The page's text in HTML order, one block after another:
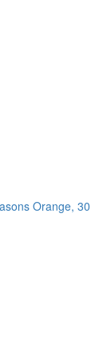
Orange, 30